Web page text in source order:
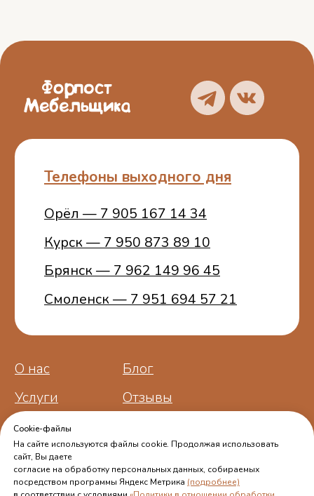
Каталог
Пользовательское
соглашение
Политика
О нас
Контакты
ОГРНИП 314774603100772
ИП Белошицкий С. А.
Cookie-файлы
На сайте используются файлы cookie. Продолжая использовать
сайт, Вы даете
согласие на обработку персональных данных, собираемых
посредством программы Яндекс Метрика (подробнее)